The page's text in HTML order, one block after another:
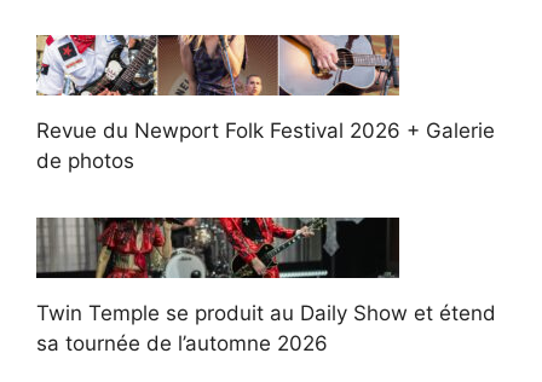
Revue du Newport Folk Festival 2026 + Galerie
de photos
Twin Temple se produit au Daily Show et étend
sa tournée de l’automne 2026